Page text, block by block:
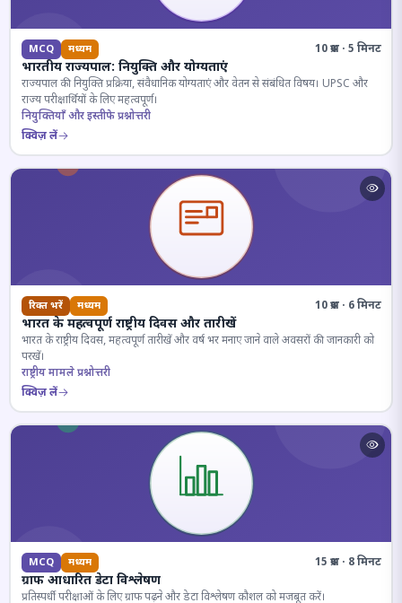
MCQ मध्यम 10 प्रश्न · 5 मिनट
भारतीय राज्यपाल: नियुक्ति और योग्यताएं
राज्यपाल की नियुक्ति प्रक्रिया, संवैधानिक योग्यताएं और वेतन से संबंधित विषय। UPSC और
राज्य परीक्षार्थियों के लिए महत्वपूर्ण।
नियुक्तियाँ और इस्तीफे प्रश्नोत्तरी
क्विज़ लें
रिक्त भरें मध्यम 10 प्रश्न · 6 मिनट
भारत के महत्वपूर्ण राष्ट्रीय दिवस और तारीखें
भारत के राष्ट्रीय दिवस, महत्वपूर्ण तारीखें और वर्ष भर मनाए जाने वाले अवसरों की जानकारी को
परखें।
राष्ट्रीय मामले प्रश्नोत्तरी
क्विज़ लें
MCQ मध्यम 15 प्रश्न · 8 मिनट
ग्राफ आधारित डेटा विश्लेषण
प्रतिस्पर्धी परीक्षाओं के लिए ग्राफ पढ़ने और डेटा विश्लेषण कौशल को मजबूत करें।